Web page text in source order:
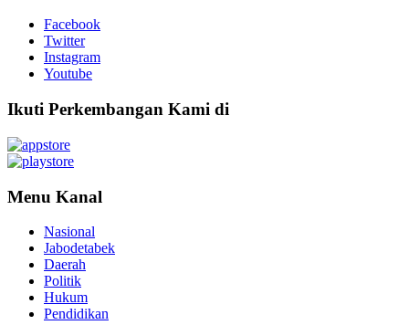
Facebook
Twitter
Instagram
Youtube
Ikuti Perkembangan Kami di
Menu Kanal
Nasional
Jabodetabek
Daerah
Politik
Hukum
Pendidikan